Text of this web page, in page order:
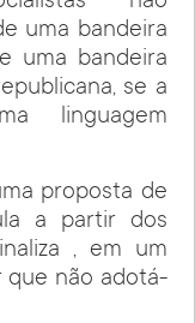
uma bandeira
uma bandeira
se a
linguagem
proposta de
a partir dos
, em um
que não adotá-